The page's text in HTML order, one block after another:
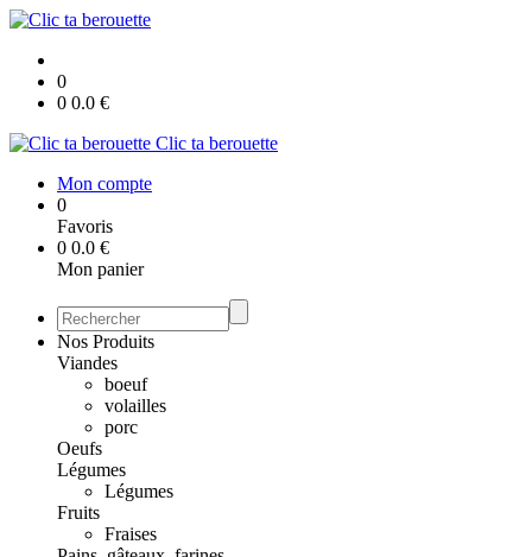
0
0 0.0 €
Clic ta berouette
Mon compte
0
Favoris
0 0.0 €
Mon panier
Nos Produits
Viandes
boeuf
volailles
porc
Oeufs
Légumes
Légumes
Fruits
Fraises